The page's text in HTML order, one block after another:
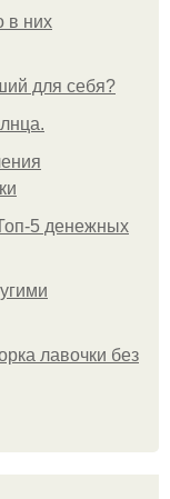
в них
для себя?
5 денежных
лавочки без